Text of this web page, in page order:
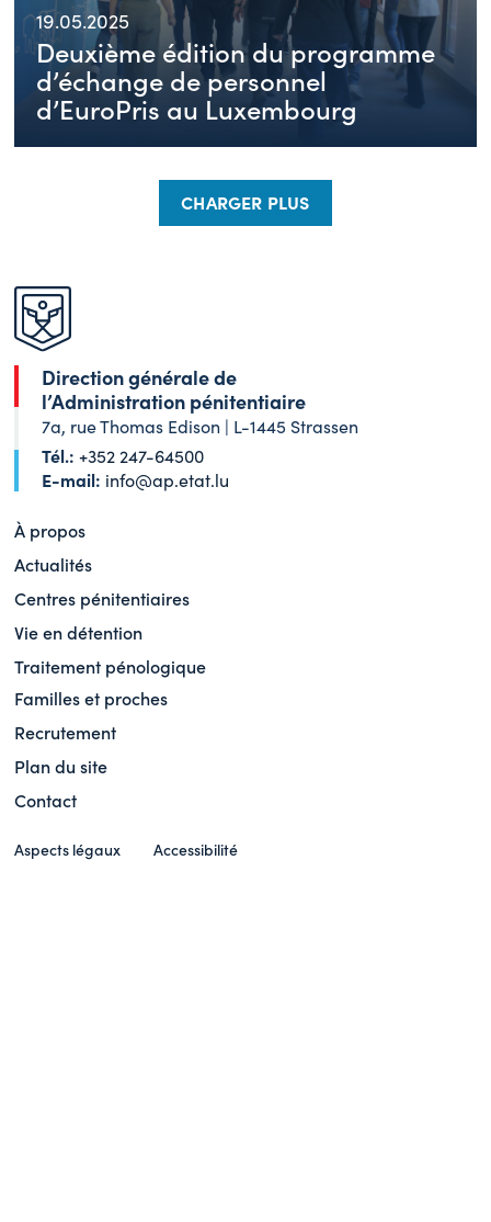
19.05.2025
Deuxième édition du programme
d’échange de personnel
d’EuroPris au Luxembourg
CHARGER PLUS
Direction générale de
l’Administration pénitentiaire
7a, rue Thomas Edison | L-1445 Strassen
Tél.: +352 247-64500
E-mail: info@ap.etat.lu
À propos
Actualités
Centres pénitentiaires
Vie en détention
Traitement pénologique
Familles et proches
Recrutement
Plan du site
Contact
Aspects légaux Accessibilité